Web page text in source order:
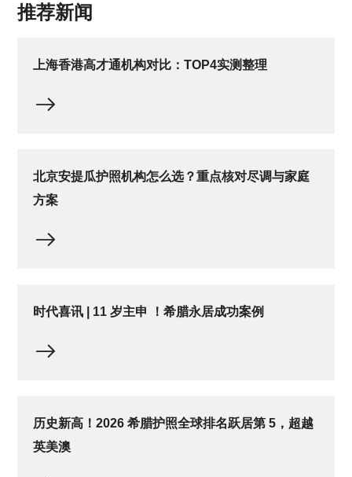
推荐新闻
上海香港高才通机构对比：TOP4实测整理
北京安提瓜护照机构怎么选？重点核对尽调与家庭
方案
时代喜讯 | 11 岁主申 ！希腊永居成功案例
历史新高！2026 希腊护照全球排名跃居第 5，超越
英美澳